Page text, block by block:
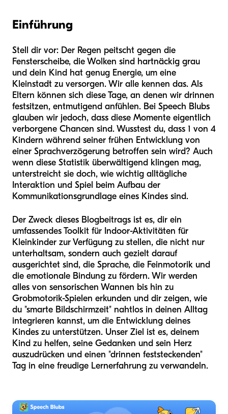
Einführung
Stell dir vor: Der Regen peitscht gegen die
Fensterscheibe, die Wolken sind hartnäckig grau
und dein Kind hat genug Energie, um eine
Kleinstadt zu versorgen. Wir alle kennen das. Als
Eltern können sich diese Tage, an denen wir drinnen
festsitzen, entmutigend anfühlen. Bei Speech Blubs
glauben wir jedoch, dass diese Momente eigentlich
verborgene Chancen sind. Wusstest du, dass 1 von 4
Kindern während seiner frühen Entwicklung von
einer Sprachverzögerung betroffen sein wird? Auch
wenn diese Statistik überwältigend klingen mag,
unterstreicht sie doch, wie wichtig alltägliche
Interaktion und Spiel beim Aufbau der
Kommunikationsgrundlage eines Kindes sind.
Der Zweck dieses Blogbeitrags ist es, dir ein
umfassendes Toolkit für Indoor-Aktivitäten für
Kleinkinder zur Verfügung zu stellen, die nicht nur
unterhaltsam, sondern auch gezielt darauf
ausgerichtet sind, die Sprache, die Feinmotorik und
die emotionale Bindung zu fördern. Wir werden
alles von sensorischen Wannen bis hin zu
Grobmotorik-Spielen erkunden und dir zeigen, wie
du "smarte Bildschirmzeit" nahtlos in deinen Alltag
integrieren kannst, um die Entwicklung deines
Kindes zu unterstützen. Unser Ziel ist es, deinem
Kind zu helfen, seine Gedanken und sein Herz
auszudrücken und einen "drinnen feststeckenden"
Tag in eine freudige Lernerfahrung zu verwandeln.